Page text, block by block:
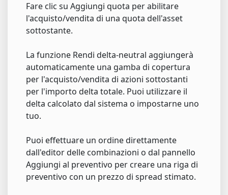
Fare clic su Aggiungi quota per abilitare
l'acquisto/vendita di una quota dell'asset
sottostante.
La funzione Rendi delta-neutral aggiungerà
automaticamente una gamba di copertura
per l'acquisto/vendita di azioni sottostanti
per l'importo delta totale. Puoi utilizzare il
delta calcolato dal sistema o impostarne uno
tuo.
Puoi effettuare un ordine direttamente
dall'editor delle combinazioni o dal pannello
Aggiungi al preventivo per creare una riga di
preventivo con un prezzo di spread stimato.